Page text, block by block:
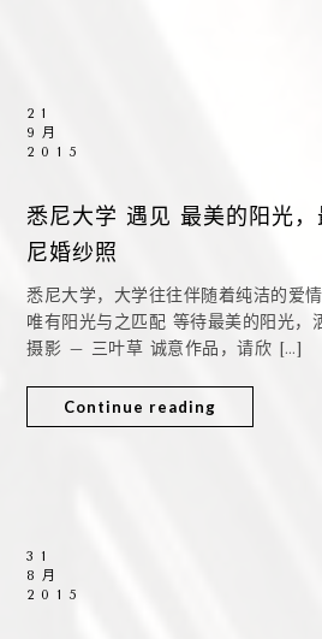
21
9月
2015
悉尼大学 遇见 最美的阳光
尼婚纱照
悉尼大学，大学往往伴随着纯洁的爱
唯有阳光与之匹配 等待最美的阳光，
摄影 – 三叶草 诚意作品，请欣 […]
Continue reading
31
8月
2015